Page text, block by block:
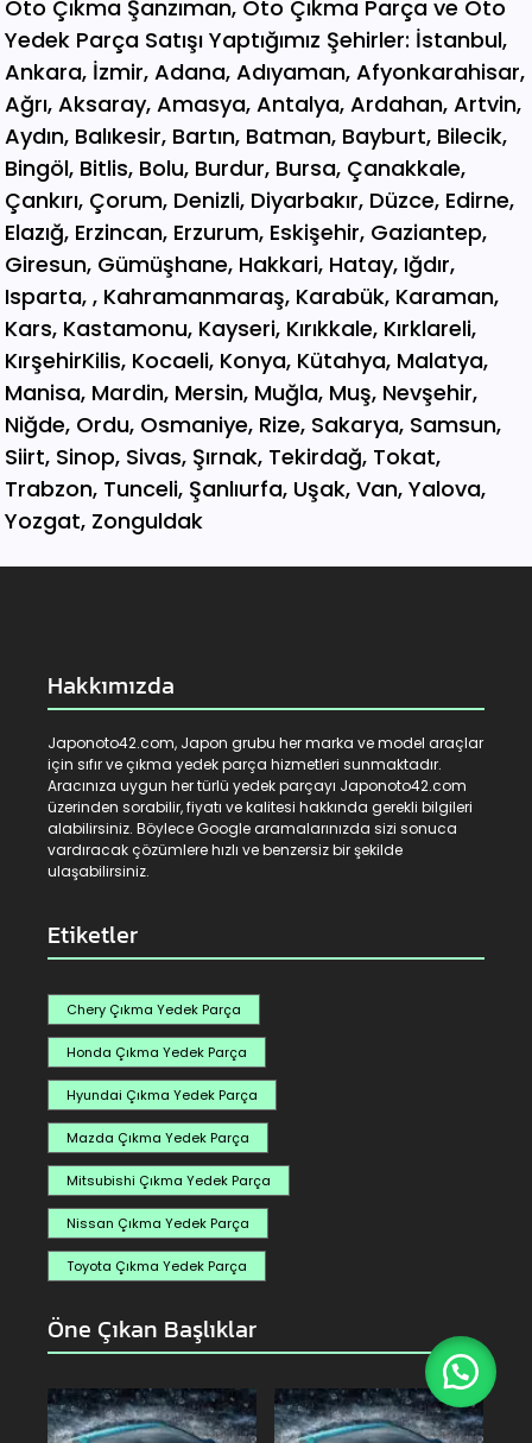
Hakkımızda
Japonoto42.com, Japon grubu her marka ve model araçlar
için sıfır ve çıkma yedek parça hizmetleri sunmaktadır.
Aracınıza uygun her türlü yedek parçayı Japonoto42.com
üzerinden sorabilir, fiyatı ve kalitesi hakkında gerekli bilgileri
alabilirsiniz. Böylece Google aramalarınızda sizi sonuca
vardıracak çözümlere hızlı ve benzersiz bir şekilde
ulaşabilirsiniz.
Etiketler
Chery Çıkma Yedek Parça
Honda Çıkma Yedek Parça
Hyundai Çıkma Yedek Parça
Mazda Çıkma Yedek Parça
Mitsubishi Çıkma Yedek Parça
Nissan Çıkma Yedek Parça
Toyota Çıkma Yedek Parça
Öne Çıkan Başlıklar